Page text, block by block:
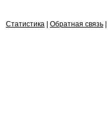
Статистика Обратная связь